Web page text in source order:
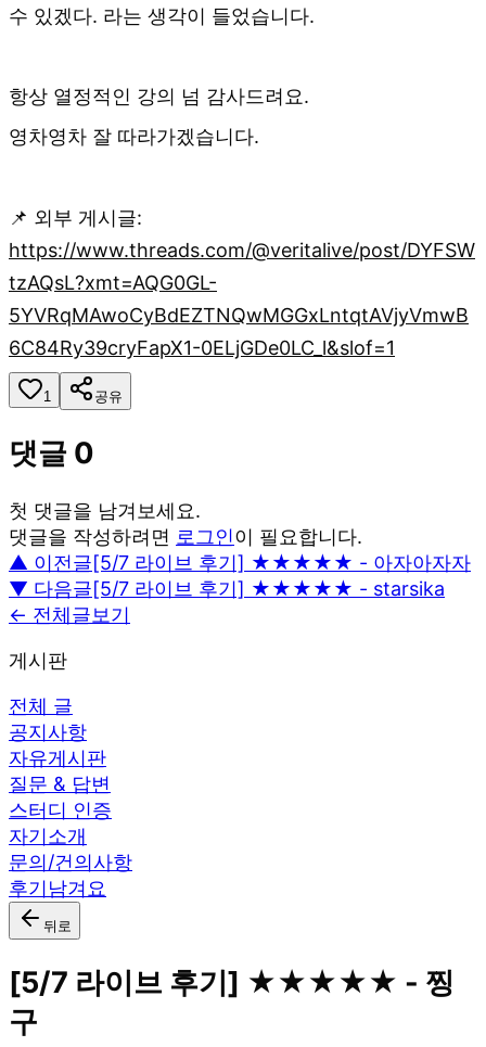
수 있겠다. 라는 생각이 들었습니다.
항상 열정적인 강의 넘 감사드려요.
영차영차 잘 따라가겠습니다.
📌 외부 게시글:
https://www.threads.com/@veritalive/post/DYFSW
tzAQsL?xmt=AQG0GL-
5YVRqMAwoCyBdEZTNQwMGGxLntqtAVjyVmwB
6C84Ry39cryFapX1-0ELjGDe0LC_l&slof=1
1 공유
댓글 0
첫 댓글을 남겨보세요.
댓글을 작성하려면 로그인이 필요합니다.
▲ 이전글[5/7 라이브 후기] ★★★★★ - 아자아자자
▼ 다음글[5/7 라이브 후기] ★★★★★ - starsika
← 전체글보기
게시판
전체 글
공지사항
자유게시판
질문 & 답변
스터디 인증
자기소개
문의/건의사항
후기남겨요
뒤로
[5/7 라이브 후기] ★★★★★ - 찡
구